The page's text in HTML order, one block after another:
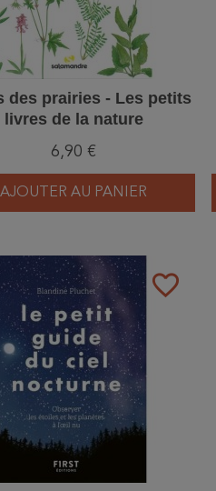
des prairies - Les petits
livres de la nature
6,90 €
AJOUTER AU PANIER
favorite_border